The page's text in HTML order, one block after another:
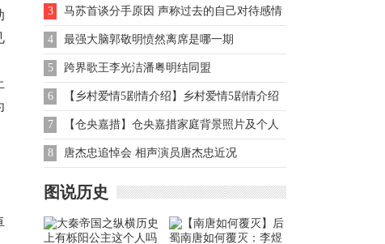
将大打科技牌
3 马苏首谈分手原因 声称过去的自己对待感情
时太傻
4 最强大脑郭敬明愤然离席是哪一期
5 跨界歌王李光洁潘粤明结同盟
6 【乡村爱情5剧情介绍】乡村爱情5剧情介绍
7 【仓央嘉措】仓央嘉措家庭背景照片及个人
资料与作品集
8 唐杰忠追悼会 相声演员唐杰忠近况
图说历史